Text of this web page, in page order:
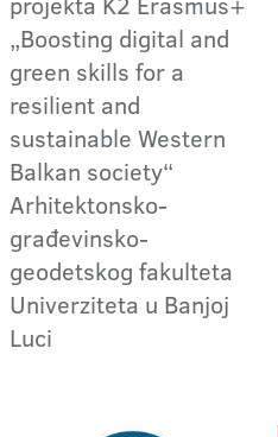
„Boosting digital and
green skills for a
resilient and
sustainable Western
Balkan society“
Arhitektonsko-
građevinsko-
geodetskog fakulteta
Univerziteta u Banjoj
Luci